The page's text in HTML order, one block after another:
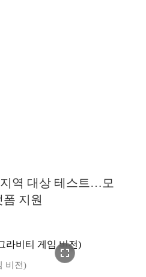
역 대상 테스트…모
폼 지원
fullscreen
비전)